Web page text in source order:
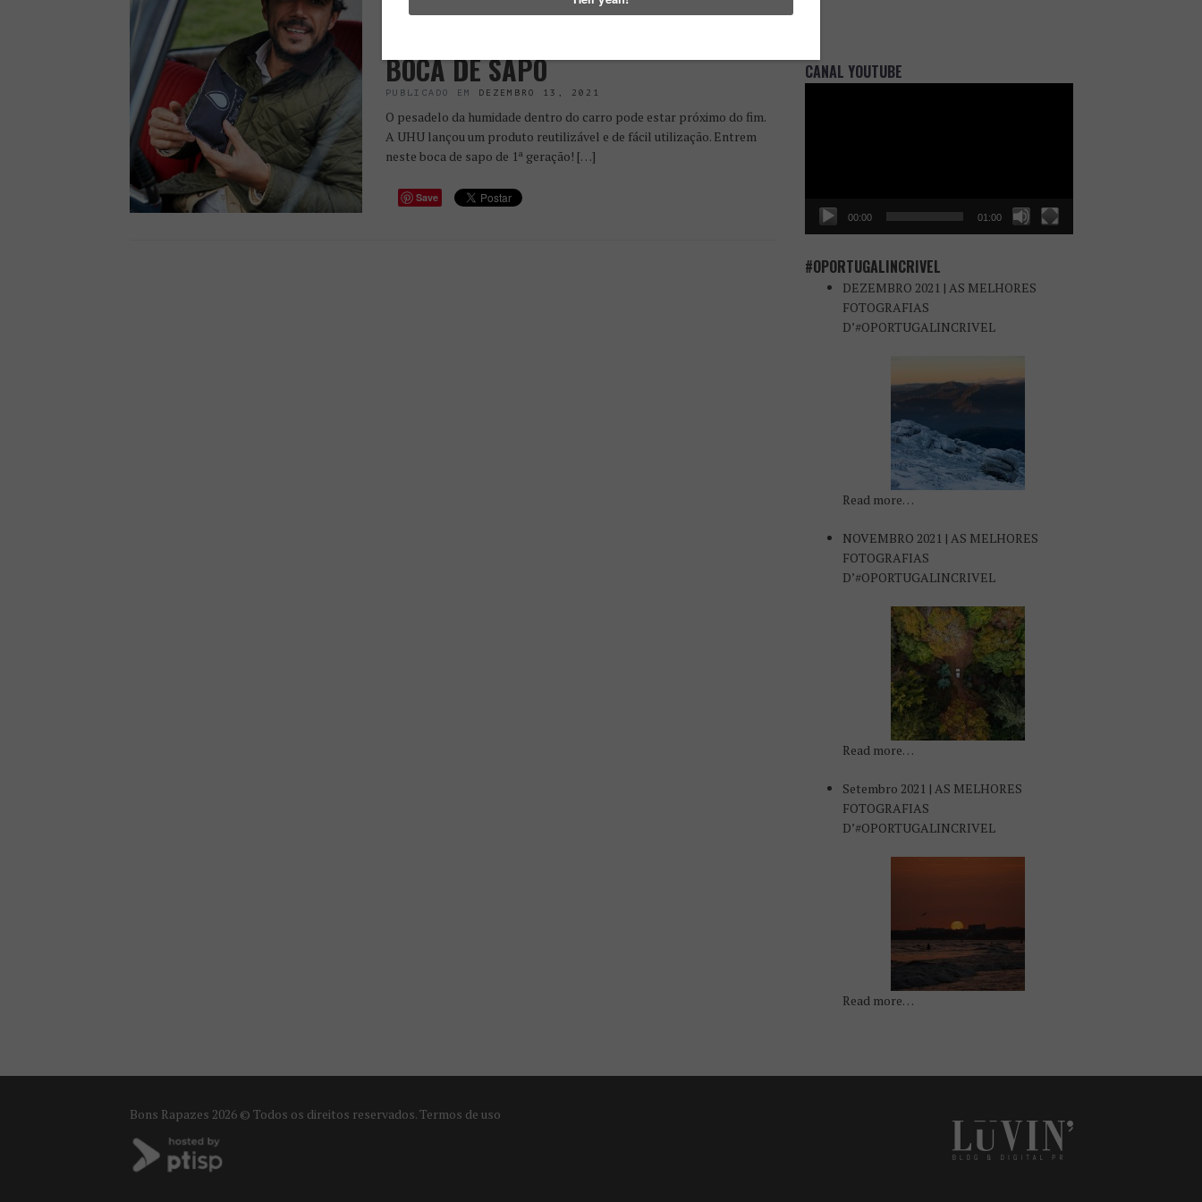
BOCA DE SAPO
PUBLICADO EM DEZEMBRO 13, 2021
O pesadelo da humidade dentro do carro pode estar próximo do fim.
A UHU lançou um produto reutilizável e de fácil utilização. Entrem
neste boca de sapo de 1ª geração! […]
Save
CANAL YOUTUBE
00:00 01:00
#OPORTUGALINCRIVEL
DEZEMBRO 2021 | AS MELHORES
FOTOGRAFIAS
D’#OPORTUGALINCRIVEL
Read more…
NOVEMBRO 2021 | AS MELHORES
FOTOGRAFIAS
D’#OPORTUGALINCRIVEL
Read more…
Setembro 2021 | AS MELHORES
FOTOGRAFIAS
D’#OPORTUGALINCRIVEL
Read more…
Bons Rapazes 2026 © Todos os direitos reservados.Termos de uso